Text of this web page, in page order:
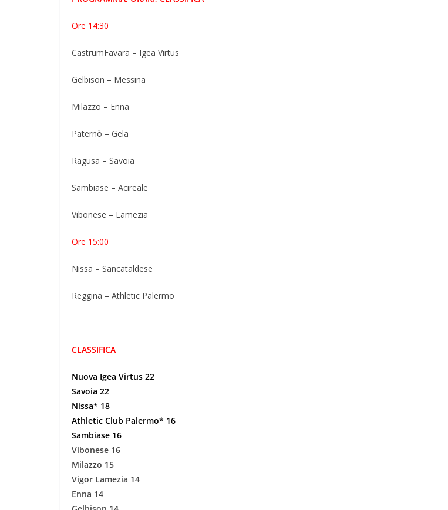
Ore 14:30
CastrumFavara – Igea Virtus
Gelbison – Messina
Milazzo – Enna
Paternò – Gela
Ragusa – Savoia
Sambiase – Acireale
Vibonese – Lamezia
Ore 15:00
Nissa – Sancataldese
Reggina – Athletic Palermo
CLASSIFICA
Nuova Igea Virtus 22
Savoia 22
Nissa* 18
Athletic Club Palermo* 16
Sambiase 16
Vibonese 16
Milazzo 15
Vigor Lamezia 14
Enna 14